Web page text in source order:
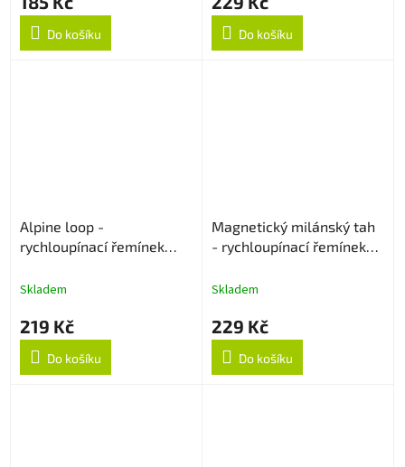
Do košíku Do košíku
Alpine loop -
rychloupínací řemínek
Skladem
219 Kč
Do košíku
Magnetický milánský tah
- rychloupínací řemínek
Skladem
229 Kč
Do košíku